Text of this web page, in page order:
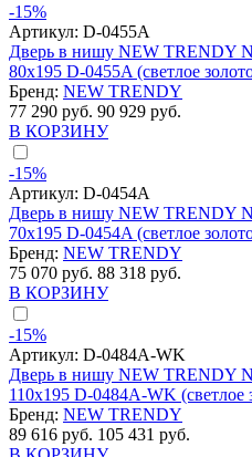
-15%
Артикул: D-0455A
Дверь в нишу NEW TRENDY
80x195 D-0455A (светлое
Бренд: NEW TRENDY
77 290 руб. 90 929 руб.
В КОРЗИНУ
-15%
Артикул: D-0454A
Дверь в нишу NEW TRENDY
70x195 D-0454A (светлое
Бренд: NEW TRENDY
75 070 руб. 88 318 руб.
В КОРЗИНУ
-15%
Артикул: D-0484A-WK
Дверь в нишу NEW TRENDY
110x195 D-0484A-WK (светлое
Бренд: NEW TRENDY
89 616 руб. 105 431 руб.